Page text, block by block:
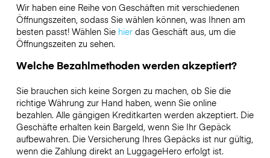
Wir haben eine Reihe von Geschäften mit verschiedenen
Öffnungszeiten, sodass Sie wählen können, was Ihnen am
besten passt! Wählen Sie hierdas Geschäft aus, um die
Öffnungszeiten zu sehen.
Welche Bezahlmethoden werden akzeptiert?
Sie brauchen sich keine Sorgen zu machen, ob Sie die
richtige Währung zur Hand haben, wenn Sie online
bezahlen. Alle gängigen Kreditkarten werden akzeptiert. Die
Geschäfte erhalten kein Bargeld, wenn Sie Ihr Gepäck
aufbewahren. Die Versicherung Ihres Gepäcks ist nur gültig,
wenn die Zahlung direkt an LuggageHero erfolgt ist.